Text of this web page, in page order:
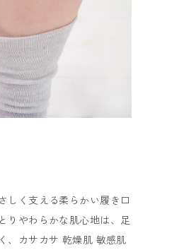
しく支える柔らかい履き口
りやわらかな肌心地は、足
、カサカサ 乾燥肌 敏感肌